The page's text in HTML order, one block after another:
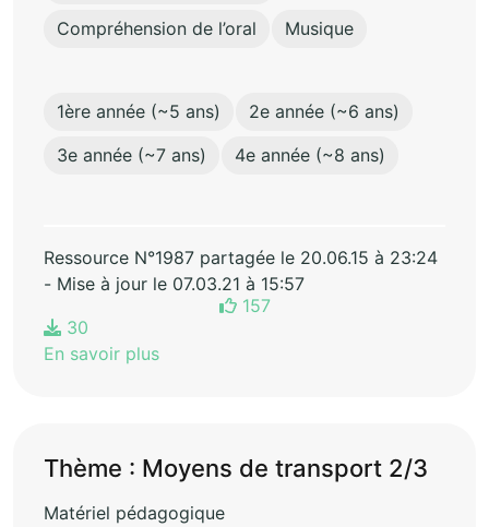
Compréhension de l’oral
Musique
1ère année (~5 ans)
2e année (~6 ans)
3e année (~7 ans)
4e année (~8 ans)
Ressource N°1987 partagée le 20.06.15 à 23:24
- Mise à jour le 07.03.21 à 15:57
157
30
En savoir plus
Thème : Moyens de transport 2/3
Matériel pédagogique